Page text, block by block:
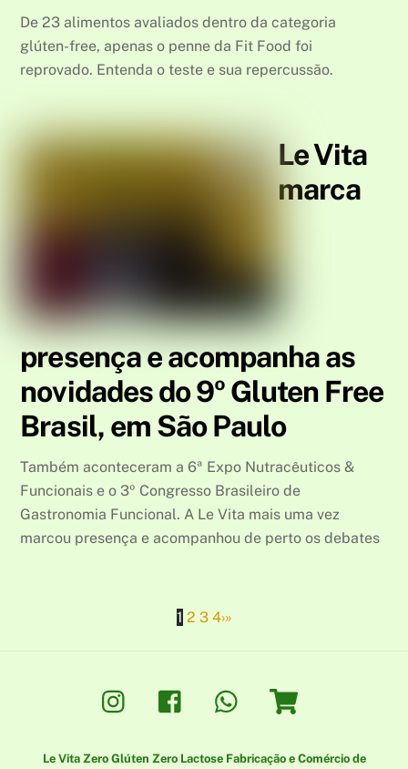
De 23 alimentos avaliados dentro da categoria
glúten-free, apenas o penne da Fit Food foi
reprovado. Entenda o teste e sua repercussão.
Le Vita
marca
presença e acompanha as
novidades do 9º Gluten Free
Brasil, em São Paulo
Também aconteceram a 6ª Expo Nutracêuticos &
Funcionais e o 3º Congresso Brasileiro de
Gastronomia Funcional. A Le Vita mais uma vez
marcou presença e acompanhou de perto os debates
1 2 3 4›»
Instagram Facebook Whatsapp
Le Vita Zero Glúten Zero Lactose Fabricação e Comércio de